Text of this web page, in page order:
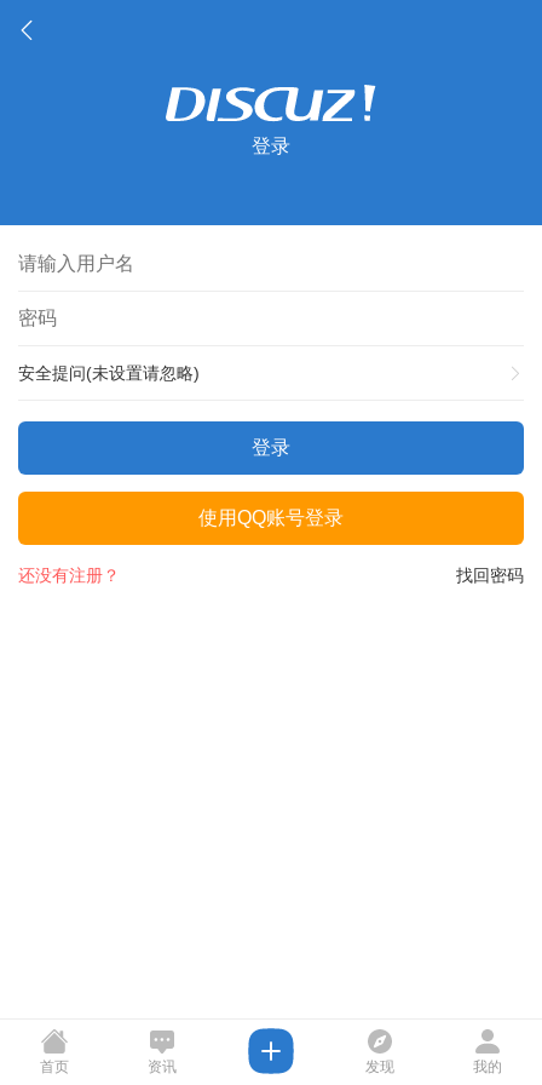
登录
安全提问(未设置请忽略)
登录
使用QQ账号登录
找回密码
还没有注册？
首页 资讯 发现 我的